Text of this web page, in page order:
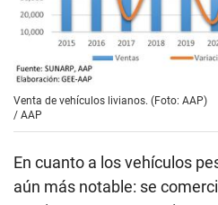
Venta de vehículos livianos. (Foto: AAP)
/ AAP
En cuanto a los vehículos
aún más notable: se